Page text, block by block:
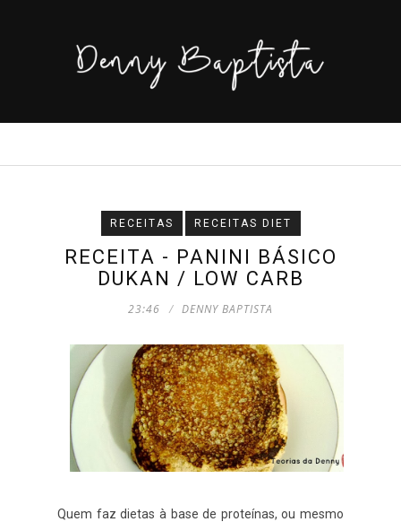
RECEITAS RECEITAS DIET
RECEITA - PANINI BÁSICO
DUKAN / LOW CARB
23:46 DENNY BAPTISTA
Quem faz dietas à base de proteínas, ou mesmo